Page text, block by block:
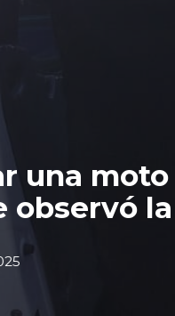
una
observó